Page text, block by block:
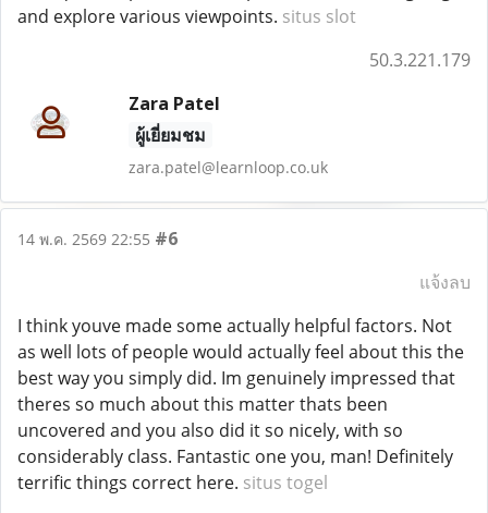
and explore various viewpoints. situs slot
50.3.221.179
Zara Patel
ผู้เยี่ยมชม
zara.patel@learnloop.co.uk
14 พ.ค. 2569 22:55 #6
แจ้งลบ
I think youve made some actually helpful factors. Not
as well lots of people would actually feel about this the
best way you simply did. Im genuinely impressed that
theres so much about this matter thats been
uncovered and you also did it so nicely, with so
considerably class. Fantastic one you, man! Definitely
terrific things correct here. situs togel